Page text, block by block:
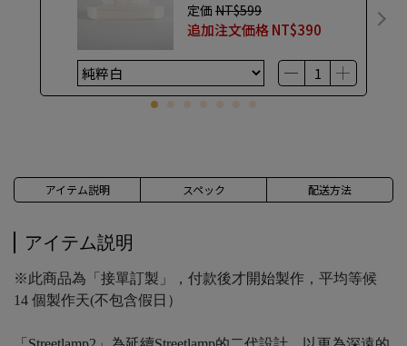
定価 NT$599
追加注文価格NT$390
アイテム説明 スペック 配送方法
アイテム説明
※此商品為「接單訂製」，付款後才開始製作，平均等候
14 個製作天(不包含假日）